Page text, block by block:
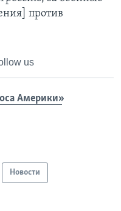
против
us
Америки»
Новости